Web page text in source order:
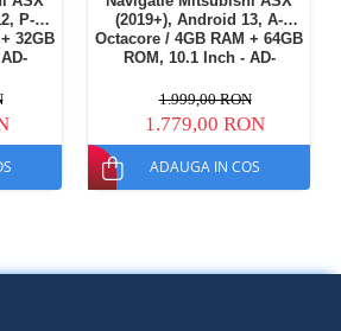
P-
32GB
(2019+), Android 13, A-
Octacore / 4GB RAM + 64GB
ROM, 10.1 Inch - AD-
BGRKIT267V4
1.999,00 RON
1.779,00 RON
ADAUGA IN COS